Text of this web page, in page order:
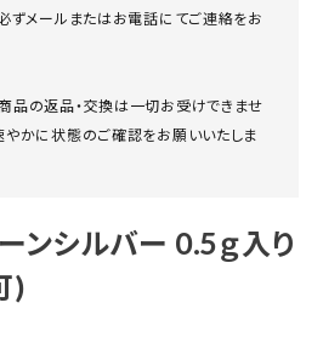
ずメールまたはお電話にてご連絡をお
品の返品・交換は一切お受けできませ
やかに状態のご確認をお願いいたしま
ンシルバー 0.5ｇ入り
)